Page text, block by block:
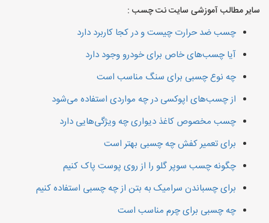
سایر مطالب آموزشی سایت نت چسب :
چسب ضد حرارت چیست و در کجا کاربرد دارد
آیا چسب‌های خاص برای خودرو وجود دارد
چه نوع چسبی برای سنگ مناسب است
از چسب‌های اپوکسی در چه مواردی استفاده می‌شود
چسب مخصوص کاغذ دیواری چه ویژگی‌هایی دارد
برای تعمیر کفش چه چسبی بهتر است
چگونه چسب سوپر گلو را از روی پوست پاک کنیم
برای چسباندن سرامیک به بتن از چه چسبی استفاده کنیم
چه چسبی برای چرم مناسب است